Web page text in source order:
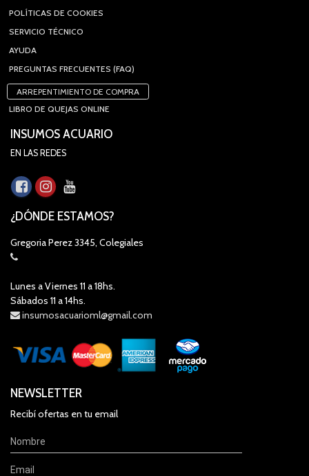
POLÍTICAS DE COOKIES
SERVICIO TÉCNICO
AYUDA
PREGUNTAS FRECUENTES (FAQ)
ARREPENTIMIENTO DE COMPRA
LIBRO DE QUEJAS ONLINE
INSUMOS ACUARIO
EN LAS REDES
¿DÓNDE ESTAMOS?
Gregoria Perez 3345, Colegiales
Lunes a Viernes 11 a 18hs.
Sábados 11 a 14hs.
insumosacuarioml@gmail.com
NEWSLETTER
Recibí ofertas en tu email